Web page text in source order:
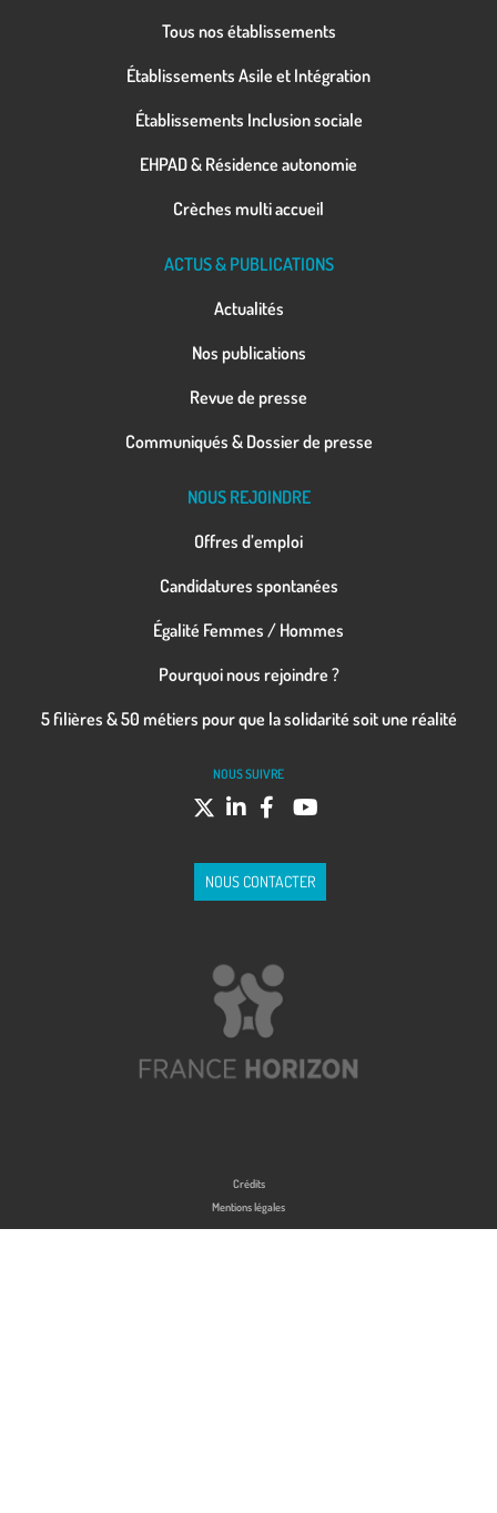
Tous nos établissements
Établissements Asile et Intégration
Établissements Inclusion sociale
EHPAD & Résidence autonomie
Crèches multi accueil
ACTUS & PUBLICATIONS
Actualités
Nos publications
Revue de presse
Communiqués & Dossier de presse
NOUS REJOINDRE
Offres d’emploi
Candidatures spontanées
Égalité Femmes / Hommes
Pourquoi nous rejoindre ?
5 filières & 50 métiers pour que la solidarité soit une réalité
NOUS SUIVRE
NOUS CONTACTER
Crédits
Mentions légales